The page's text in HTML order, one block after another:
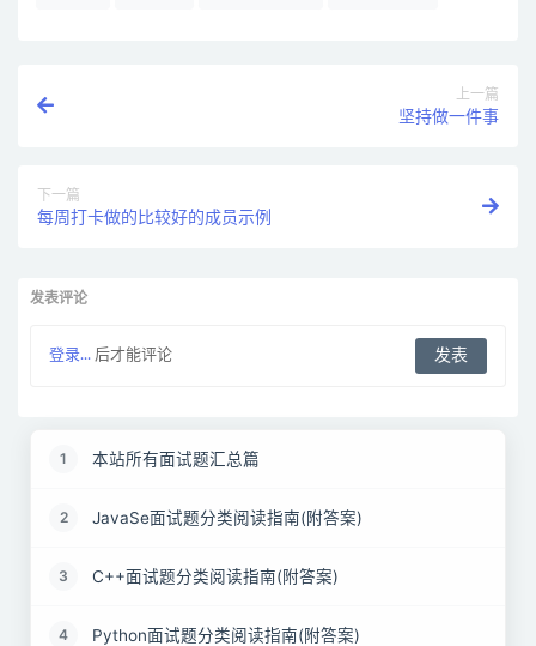
上一篇
坚持做一件事
下一篇
每周打卡做的比较好的成员示例
发表评论
登录... 后才能评论
1 本站所有面试题汇总篇
2 JavaSe面试题分类阅读指南(附答案)
3 C++面试题分类阅读指南(附答案)
4 Python面试题分类阅读指南(附答案)